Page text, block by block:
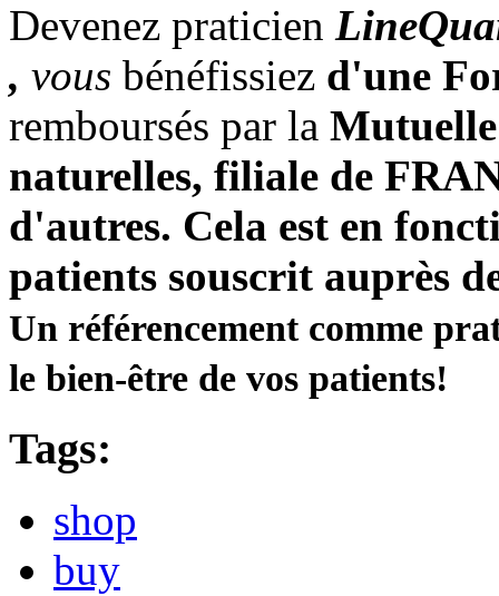
Devenez praticien
, vous bénéfissiez d'une
remboursés par la Mutuelle
naturelles, filiale de
d'autres. Cela est en
patients souscrit auprès
Un référencement comme
le bien-être de vos patients!
Tags:
shop
buy